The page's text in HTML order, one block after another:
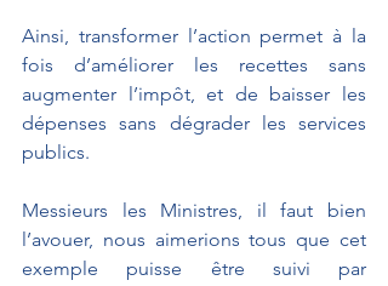
Ainsi, transformer l’action permet à la
fois d’améliorer les recettes sans
augmenter l’impôt, et de baisser les
dépenses sans dégrader les services
publics.
Messieurs les Ministres, il faut bien
l’avouer, nous aimerions tous que cet
exemple puisse être suivi par